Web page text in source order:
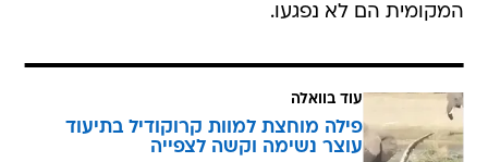
המקומית הם לא נפגעו.
עוד בוואלה
פילה מוחצת למוות קרוקודיל בתיעוד
עוצר נשימה וקשה לצפייה